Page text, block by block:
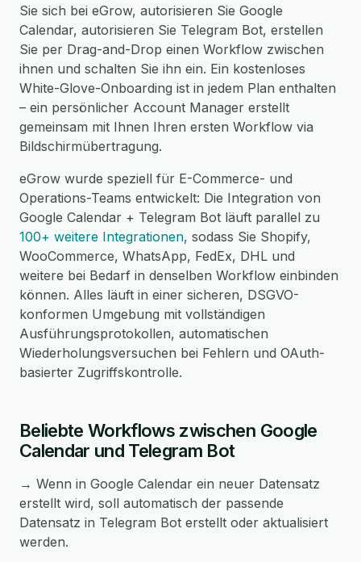
Sie sich bei eGrow, autorisieren Sie Google
Calendar, autorisieren Sie Telegram Bot, erstellen
Sie per Drag-and-Drop einen Workflow zwischen
ihnen und schalten Sie ihn ein. Ein kostenloses
White-Glove-Onboarding ist in jedem Plan enthalten
– ein persönlicher Account Manager erstellt
gemeinsam mit Ihnen Ihren ersten Workflow via
Bildschirmübertragung.
eGrow wurde speziell für E-Commerce- und
Operations-Teams entwickelt: Die Integration von
Google Calendar + Telegram Bot läuft parallel zu
100+ weitere Integrationen, sodass Sie Shopify,
WooCommerce, WhatsApp, FedEx, DHL und
weitere bei Bedarf in denselben Workflow einbinden
können. Alles läuft in einer sicheren, DSGVO-
konformen Umgebung mit vollständigen
Ausführungsprotokollen, automatischen
Wiederholungsversuchen bei Fehlern und OAuth-
basierter Zugriffskontrolle.
Beliebte Workflows zwischen Google
Calendar und Telegram Bot
→ Wenn in Google Calendar ein neuer Datensatz
erstellt wird, soll automatisch der passende
Datensatz in Telegram Bot erstellt oder aktualisiert
werden.